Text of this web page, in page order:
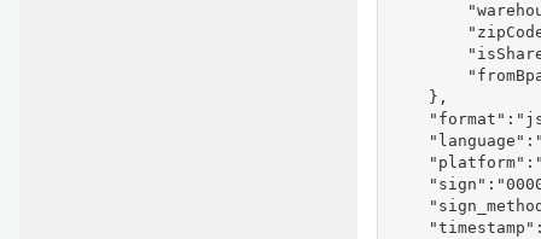
    },